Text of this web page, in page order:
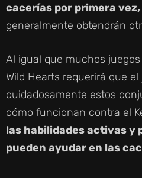
cacerías por primera vez,
generalmente obtendrán
Al igual que muchos
Wild Hearts requerirá que
cuidadosamente estos
cómo funcionan contra el
las habilidades activas y
pueden ayudar en las